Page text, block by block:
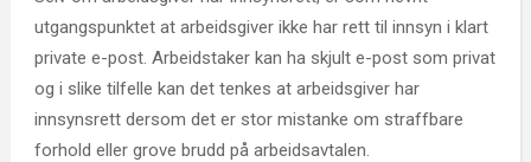
utgangspunktet at arbeidsgiver ikke har rett til innsyn i klart
private e-post. Arbeidstaker kan ha skjult e-post som privat
og i slike tilfelle kan det tenkes at arbeidsgiver har
innsynsrett dersom det er stor mistanke om straffbare
forhold eller grove brudd på arbeidsavtalen.